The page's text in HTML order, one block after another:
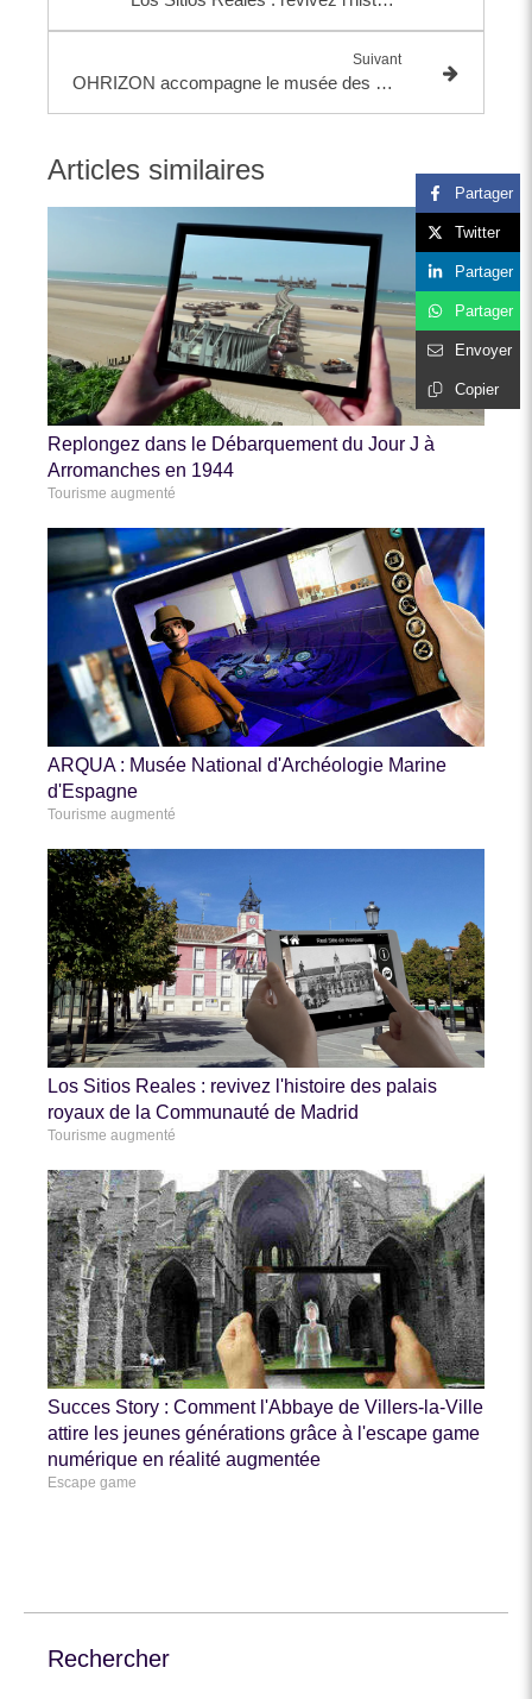
Suivant
OHRIZON accompagne le musée des vallées cévenoles
Articles similaires
Replongez dans le Débarquement du Jour J à
Arromanches en 1944
Tourisme augmenté
ARQUA : Musée National d'Archéologie Marine
d'Espagne
Tourisme augmenté
Los Sitios Reales : revivez l'histoire des palais
royaux de la Communauté de Madrid
Tourisme augmenté
Succes Story : Comment l'Abbaye de Villers-la-Ville
attire les jeunes générations grâce à l'escape game
numérique en réalité augmentée
Escape game
Partager
Twitter
Partager
Partager
Envoyer
Copier
Rechercher